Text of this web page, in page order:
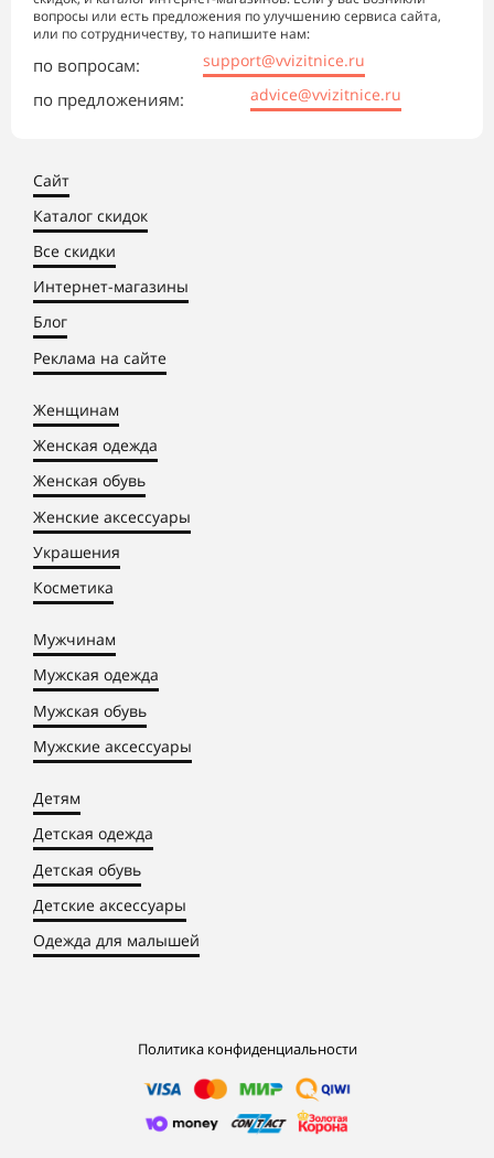
вопросы или есть предложения по улучшению сервиса сайта,
или по сотрудничеству, то напишите нам:
по вопросам: support@vvizitnice.ru
по предложениям: advice@vvizitnice.ru
Сайт
Каталог скидок
Все скидки
Интернет-магазины
Блог
Реклама на сайте
Женщинам
Женская одежда
Женская обувь
Женские аксессуары
Украшения
Косметика
Мужчинам
Мужская одежда
Мужская обувь
Мужские аксессуары
Детям
Детская одежда
Детская обувь
Детские аксессуары
Одежда для малышей
Политика конфиденциальности